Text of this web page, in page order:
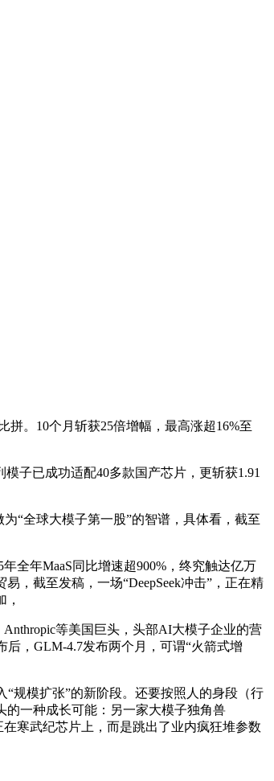
。10个月斩获25倍增幅，最高涨超16%至
子已成功适配40多款国产芯片，更斩获1.91
“全球大模子第一股”的智谱，具体看，截至
全年MaaS同比增速超900%，终究触达亿万
，截至发稿，一场“DeepSeek冲击”，正在精
等美国巨头，头部AI大模子企业的营
后，GLM-4.7发布两个月，可谓“火箭式增
规模扩张”的新阶段。还要按照人的身段（行
一种成长可能：另一家大模子独角兽
寒武纪芯片上，而是跳出了业内疯狂堆参数